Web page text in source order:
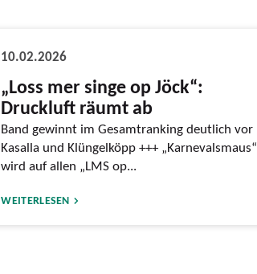
10.02.2026
„Loss mer singe op Jöck“:
Druckluft räumt ab
Band gewinnt im Gesamtranking deutlich vor
Kasalla und Klüngelköpp +++ „Karnevalsmaus“
wird auf allen „LMS op...
WEITERLESEN